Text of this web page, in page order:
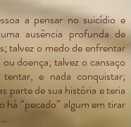
a pensar no suicídio e
ausência profunda de
talvez o medo de enfrentar
doença; talvez o cansaço
e nada conquistar;
parte de sua história e teria
há “pecado” algum em tirar